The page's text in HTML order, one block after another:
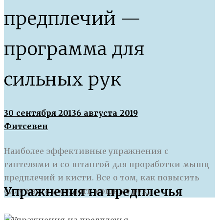
предплечий —
программа для
сильных рук
30 сентября 20136 августа 2019
Фитсевен
Наиболее эффективные упражнения с
гантелями и со штангой для проработки мышц
предплечий и кисти. Все о том, как повысить
силу хвата и создать мощные руки.
Упражнения на предплечья